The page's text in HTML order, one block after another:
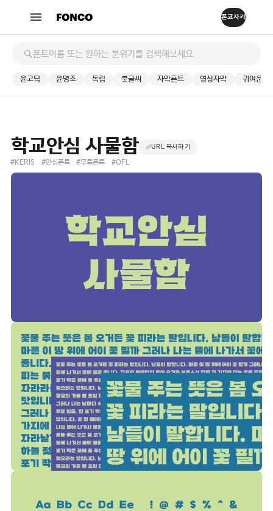
윤고딕 윤명조 독립 붓글씨 자막폰트 영상자막 귀여운
학교안심 사물함 URL 복사하기
#KERIS #안심폰트 #무료폰트 #OFL